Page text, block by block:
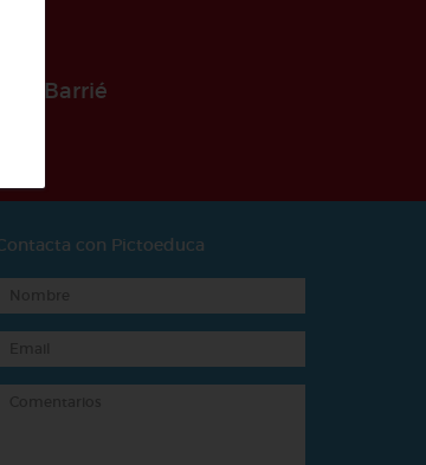
Barrié
con Pictoeduca